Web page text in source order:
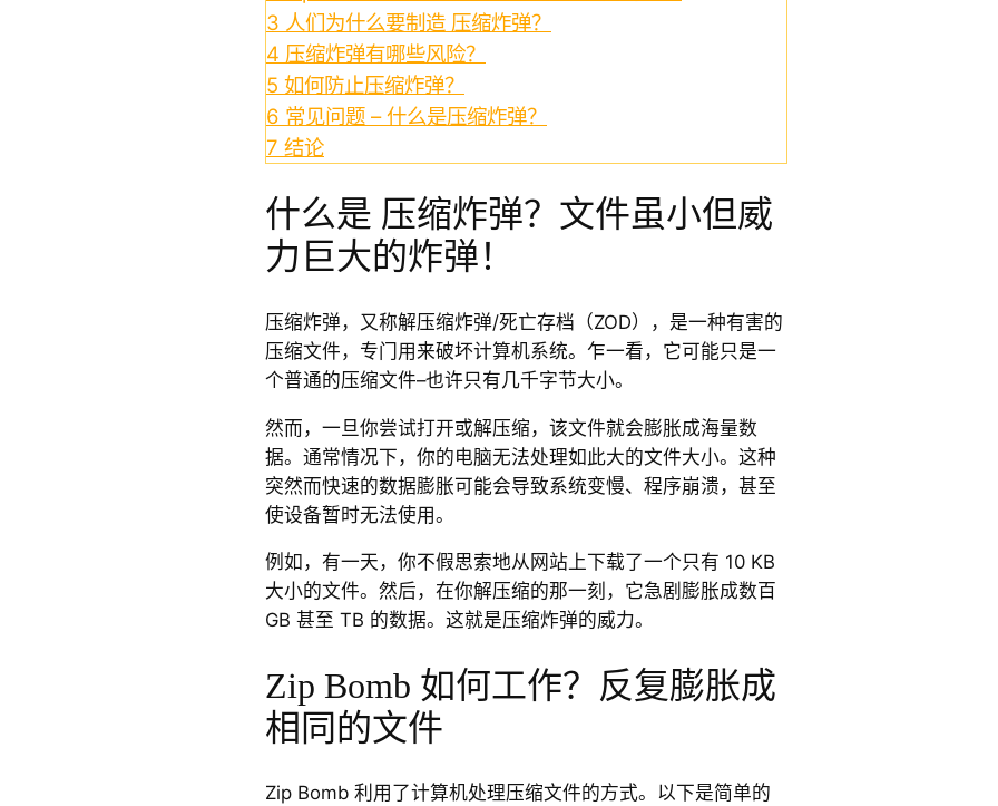
3 人们为什么要制造 压缩炸弹？
4 压缩炸弹有哪些风险？
5 如何防止压缩炸弹？
6 常见问题 – 什么是压缩炸弹？
7 结论
什么是 压缩炸弹？文件虽小但威
力巨大的炸弹！
压缩炸弹，又称解压缩炸弹/死亡存档（ZOD），是一种有害的
压缩文件，专门用来破坏计算机系统。乍一看，它可能只是一
个普通的压缩文件–也许只有几千字节大小。
然而，一旦你尝试打开或解压缩，该文件就会膨胀成海量数
据。通常情况下，你的电脑无法处理如此大的文件大小。这种
突然而快速的数据膨胀可能会导致系统变慢、程序崩溃，甚至
使设备暂时无法使用。
例如，有一天，你不假思索地从网站上下载了一个只有 10 KB
大小的文件。然后，在你解压缩的那一刻，它急剧膨胀成数百
GB 甚至 TB 的数据。这就是压缩炸弹的威力。
Zip Bomb 如何工作？反复膨胀成
相同的文件
Zip Bomb 利用了计算机处理压缩文件的方式。以下是简单的